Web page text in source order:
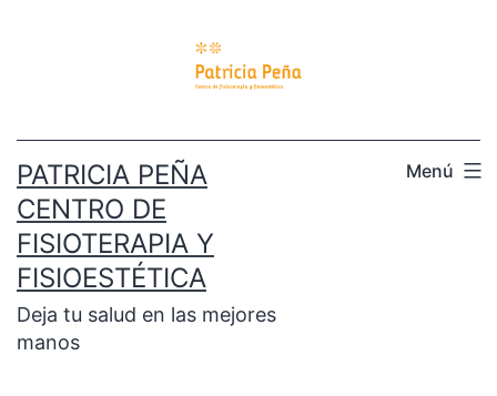
PATRICIA PEÑA
CENTRO DE
FISIOTERAPIA Y
FISIOESTÉTICA
Deja tu salud en las mejores
manos
Menú